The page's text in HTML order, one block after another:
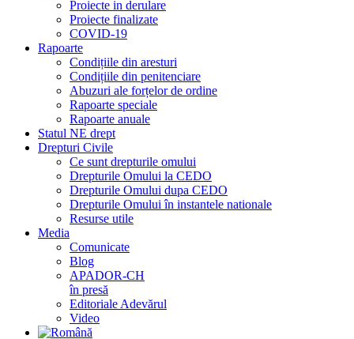
Proiecte in derulare
Proiecte finalizate
COVID-19
Rapoarte
Condițiile din aresturi
Condițiile din penitenciare
Abuzuri ale forțelor de ordine
Rapoarte speciale
Rapoarte anuale
Statul NE drept
Drepturi Civile
Ce sunt drepturile omului
Drepturile Omului la CEDO
Drepturile Omului dupa CEDO
Drepturile Omului în instantele nationale
Resurse utile
Media
Comunicate
Blog
APADOR-CH
în presă
Editoriale Adevărul
Video